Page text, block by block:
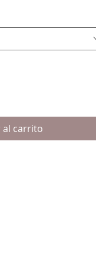
al carrito